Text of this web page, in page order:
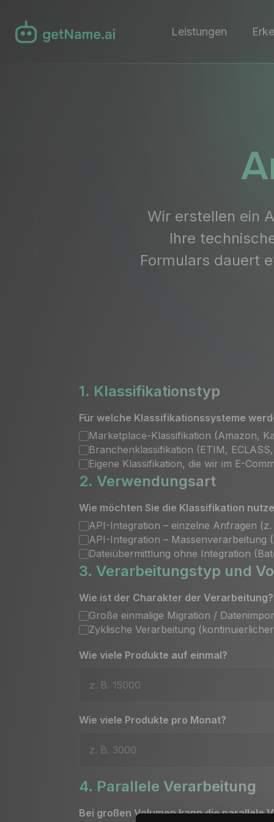
Leistungen
Wir erstellen ein
Ihre
Formulars dauert
1. Klassifikationstyp
Für welche Klassifikationssysteme
Marketplace-Klassifikation (Amazon,
Branchenklassifikation (ETIM,
Eigene Klassifikation, die wir im E-
2. Verwendungsart
Wie möchten Sie die Klassifikation
API-Integration – einzelne Anfragen
API-Integration – Massenverarbeitung
Dateiübermittlung ohne Integration
3. Verarbeitungstyp und
Wie ist der Charakter der Verarbeitung?
Große einmalige Migration /
Zyklische Verarbeitung
Wie viele Produkte auf einmal?
Wie viele Produkte pro Monat?
4. Parallele Verarbeitung
Bei großen Volumen kann die parallele